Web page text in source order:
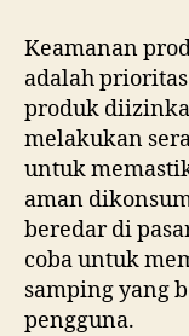
Keamanan
adalah
produk
melakukan
untuk
aman
beredar di
coba untuk
samping yang
pengguna.